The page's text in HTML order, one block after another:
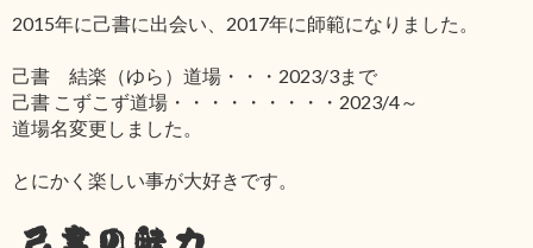
2015年に己書に出会い、2017年に師範になりました。
己書 結楽（ゆら）道場・・・2023/3まで
己書 こずこず道場・・・・・・・・・2023/4～
道場名変更しました。
とにかく楽しい事が大好きです。